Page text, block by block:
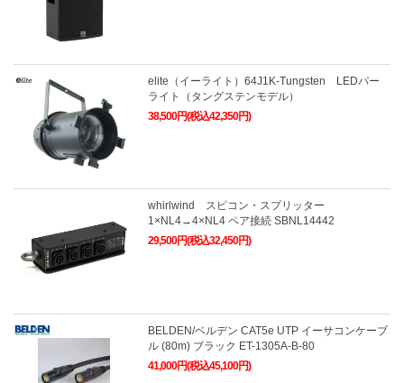
elite（イーライト）64J1K-Tungsten LEDパー
ライト（タングステンモデル）
38,500円(税込42,350円)
whirlwind スピコン・スプリッター
1×NL4→4×NL4 ペア接続 SBNL14442
29,500円(税込32,450円)
BELDEN/ベルデン CAT5e UTP イーサコンケーブ
ル (80m) ブラック ET-1305A-B-80
41,000円(税込45,100円)